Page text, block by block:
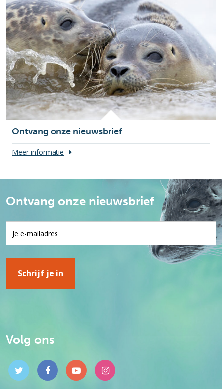
Ontvang onze nieuwsbrief
Meer informatie
Ontvang onze nieuwsbrief
Volg ons